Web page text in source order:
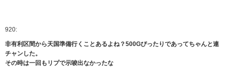
920:
非有利区間から天国準備行くことあるよね？500Gぴったりであってちゃんと連
チャンした。
その時は一回もリプで示唆出なかったな